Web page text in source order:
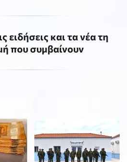
ειδήσεις και τα νέα τη
που συμβαίνουν